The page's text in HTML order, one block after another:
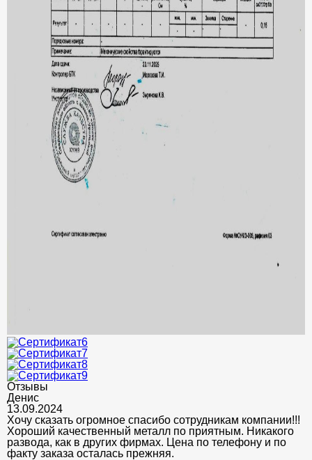
Отзывы
Денис
13.09.2024
Хочу сказать огромное спасибо сотрудникам компании!!!
Хороший качественный металл по приятным. Никакого
развода, как в других фирмах. Цена по телефону и по
факту заказа осталась прежняя.